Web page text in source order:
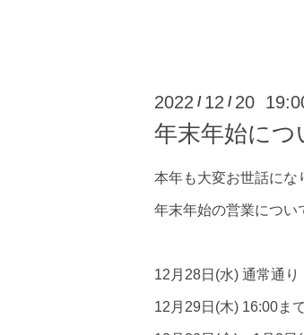
2022 / 12 / 20
年末年始につ
本年も大変お世話にな
年末年始の営業につい
12月28日(水) 通常通り
12月29日(木) 16:00ま